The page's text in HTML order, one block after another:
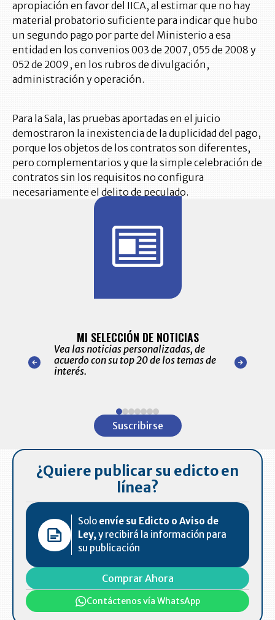
apropiación en favor del IICA, al estimar que no hay
material probatorio suficiente para indicar que hubo
un segundo pago por parte del Ministerio a esa
entidad en los convenios 003 de 2007, 055 de 2008 y
052 de 2009, en los rubros de divulgación,
administración y operación.
Para la Sala, las pruebas aportadas en el juicio
demostraron la inexistencia de la duplicidad del pago,
porque los objetos de los contratos son diferentes,
pero complementarios y que la simple celebración de
contratos sin los requisitos no configura
necesariamente el delito de peculado.
nuestro
para
MI SELECCIÓN DE NOTICIAS
Vea las noticias personalizadas, de
acuerdo con su top 20 de los temas de
interés.
de las
Suscribirse
¿Quiere publicar su edicto en
línea?
Solo envíe su Edicto o Aviso de
Ley,y recibirá la información para
su publicación
Comprar Ahora
Contáctenos vía WhatsApp